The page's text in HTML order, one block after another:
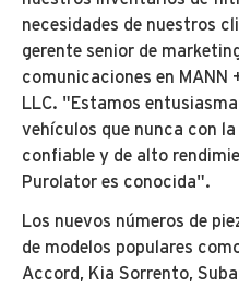
necesidades de nuestros
gerente senior de
comunicaciones en MANN
LLC. "Estamos
vehículos que nunca con
confiable y de alto
Purolator es conocida".
Los nuevos números de
de modelos populares
Accord, Kia Sorrento,